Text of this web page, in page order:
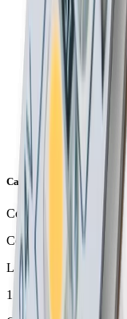
Caractéristiques de l'article
Couleur
Couleur alu
Largeur
150 - 5000 mm